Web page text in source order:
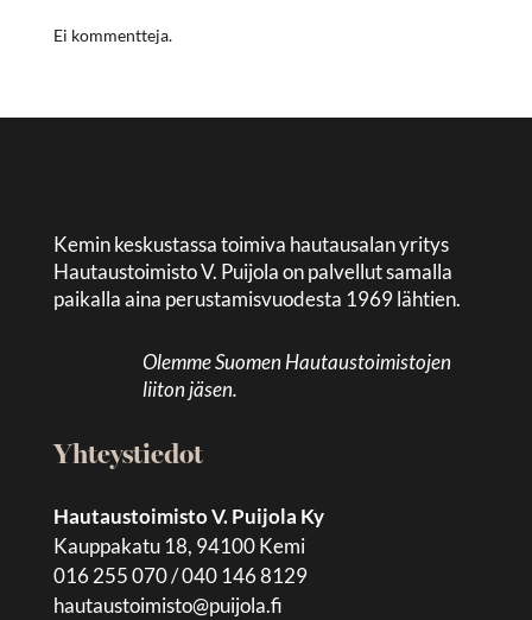
Ei kommentteja.
Kemin keskustassa toimiva hautausalan yritys
Hautaustoimisto V. Puijola on palvellut samalla
paikalla aina perustamisvuodesta 1969 lähtien.
Olemme Suomen Hautaustoimistojen
liiton jäsen.
Yhteystiedot
Hautaustoimisto V. Puijola Ky
Kauppakatu 18, 94100 Kemi
016 255 070 / 040 146 8129
hautaustoimisto@puijola.fi